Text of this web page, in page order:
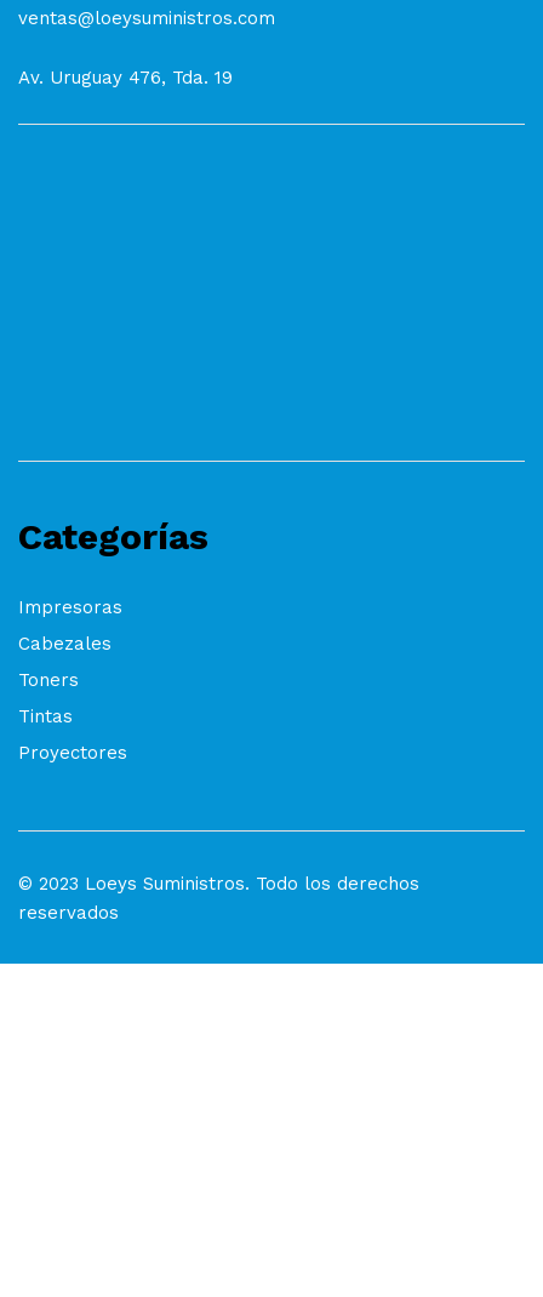
ventas@loeysuministros.com
Av. Uruguay 476, Tda. 19
Categorías
Impresoras
Cabezales
Toners
Tintas
Proyectores
© 2023 Loeys Suministros. Todo los derechos
reservados